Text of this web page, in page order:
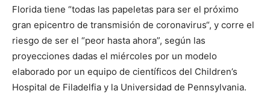
Florida tiene “todas las papeletas para ser el próximo
gran epicentro de transmisión de coronavirus“, y corre el
riesgo de ser el “peor hasta ahora”, según las
proyecciones dadas el miércoles por un modelo
elaborado por un equipo de científicos del Children’s
Hospital de Filadelfia y la Universidad de Pennsylvania.